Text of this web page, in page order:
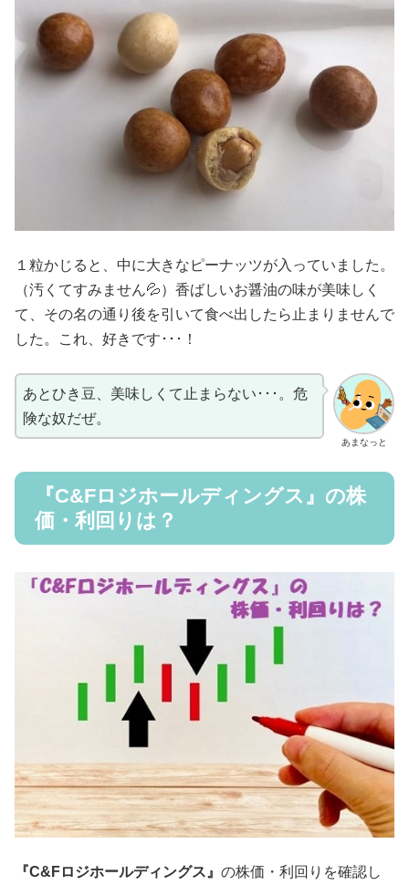
１粒かじると、中に大きなピーナッツが入っていました。
（汚くてすみません💦）香ばしいお醤油の味が美味しく
て、その名の通り後を引いて食べ出したら止まりませんで
した。これ、好きです･･･！
あまなっと
あとひき豆、美味しくて止まらない･･･。危
険な奴だぜ。
『C&Fロジホールディングス』の株
価・利回りは？
『C&Fロジホールディングス』 の株価・利回りを確認し